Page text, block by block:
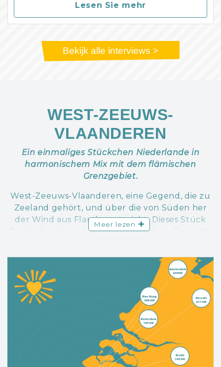
Lesen Sie mehr
Bekijk alle interviews >
WEST-ZEEUWS-
VLAANDEREN
Ein einmaliges Stückchen Niederlande in
harmonischem Mix mit dem flämischen
Grenzgebiet.
West-Zeeuws-Vlaanderen, eine Gegend, die zu
Zeeland gehört, und über die von Süden her
der Wind aus Flandern streicht. Dieses Stück
Zeeland gehörte bis 1814 zu Flandern. Das fühlt
belgischen Grenzgebiet sorgt für
Gemütlichkeit und eine ideale Atmosphäre für
West-Zeeuws-Vlaanderen vereint so das Beste
aus zwei Welten: eine reiche Kulturgeschichte,
pittoreske Städtchen und Dörfer,
kilometerlange Sandstrände, schöne Radrouten
und weite Naturschutzgebiete – es ist alles
vorhanden.
Meer lezen